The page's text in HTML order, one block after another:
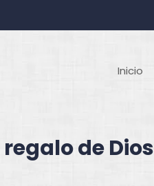
de Dios
Inicio